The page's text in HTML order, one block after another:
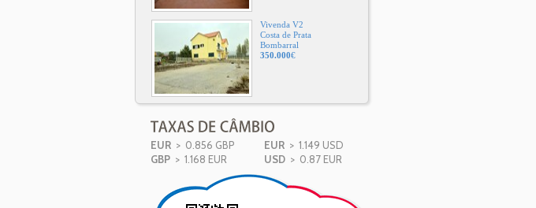
Vivenda V2
Costa de Prata
Bombarral
350.000€
EUR > 0.856 GBP
GBP > 1.168 EUR
EUR> 1.149 USD
USD> 0.87 EUR